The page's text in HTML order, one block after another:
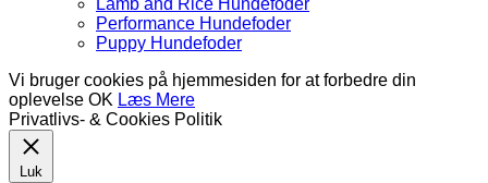
Performance Hundefoder
Puppy Hundefoder
Vi bruger cookies på hjemmesiden for at forbedre din
oplevelse OK Læs Mere
Privatlivs- & Cookies Politik
Luk